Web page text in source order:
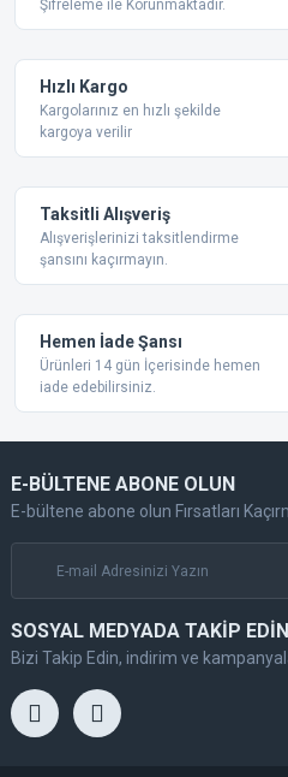
Şifreleme ile Korunmaktadır.
Hızlı Kargo
Kargolarınız en hızlı şekilde
kargoya verilir
Taksitli Alışveriş
Alışverişlerinizi taksitlendirme
şansını kaçırmayın.
Hemen İade Şansı
Ürünleri 14 gün İçerisinde hemen
iade edebilirsiniz.
E-BÜLTENE ABONE OLUN
E-bültene abone olun Fırsatları
SOSYAL MEDYADA TAKİP EDİN
Bizi Takip Edin, indirim ve